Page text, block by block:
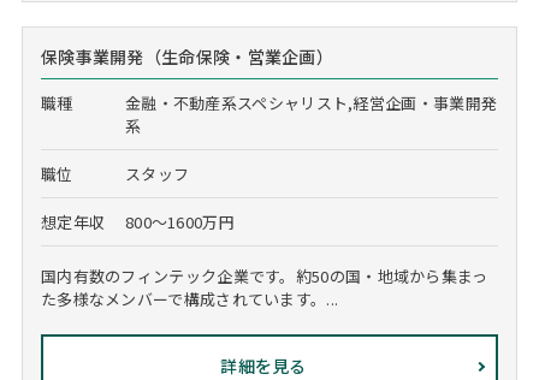
保険事業開発（生命保険・営業企画）
職種
金融・不動産系スペシャリスト,経営企画・事業開発
系
職位 スタッフ
想定年収 800～1600万円
国内有数のフィンテック企業です。約50の国・地域から集まっ
た多様なメンバーで構成されています。...
詳細を見る